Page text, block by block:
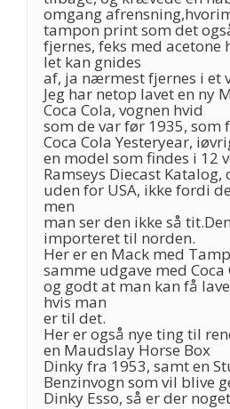
omgang
tampon print som det
fjernes, feks med acetone
let kan gnides
af, ja nærmest fjernes i et
Jeg har netop lavet en ny
Coca Cola, vognen hvid
som de var før 1935,
Coca Cola Yesteryear,
en model som findes i 12
Ramseys Diecast
uden for USA, ikke fordi
men
man ser den ikke så
importeret til norden.
Her er en Mack med
samme udgave med Coca
og godt at man kan få
hvis man
er til det.
Her er også nye ting til
en Maudslay Horse Box
Dinky fra 1953, samt en
Benzinvogn som vil blive
Dinky Esso, så er der